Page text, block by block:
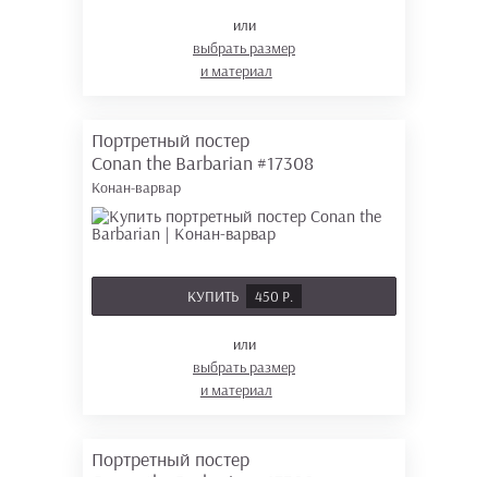
или
выбрать размер
и материал
Портретный постер
Conan the Barbarian #17308
Конан-варвар
КУПИТЬ 450 Р.
или
выбрать размер
и материал
Портретный постер